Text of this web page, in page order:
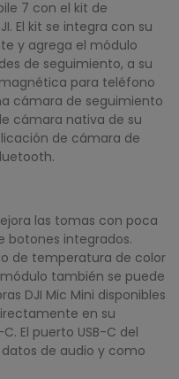
7 con el kit de
El kit se integra con su
y agrega el módulo
de seguimiento, a su
para teléfono
cámara de seguimiento
cámara nativa de su
de cámara de
las tomas con poca
botones integrados.
de temperatura de color
también se puede
DJI Mic Mini disponibles
en su
El puerto USB-C del
de audio y como